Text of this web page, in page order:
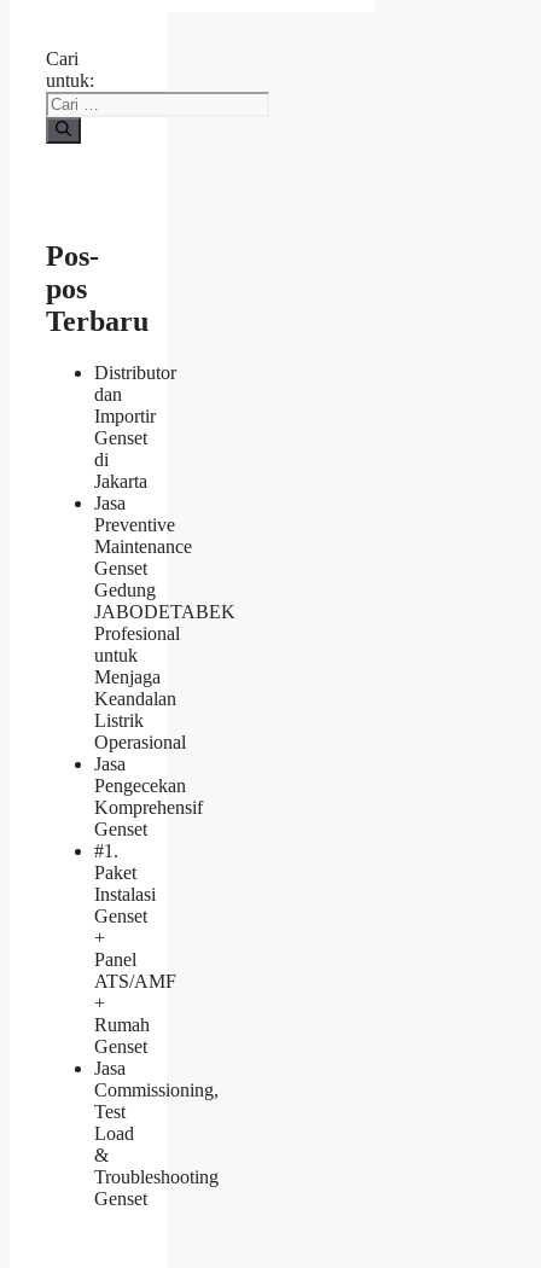
Cari
untuk:
Pos-
pos
Terbaru
Distributor
dan
Importir
Genset
di
Jakarta
Jasa
Preventive
Maintenance
Genset
Gedung
JABODETABEK
Profesional
untuk
Menjaga
Keandalan
Listrik
Operasional
Jasa
Pengecekan
Komprehensif
Genset
#1.
Paket
Instalasi
Genset
+
Panel
ATS/AMF
+
Rumah
Genset
Jasa
Commissioning,
Test
Load
&
Troubleshooting
Genset